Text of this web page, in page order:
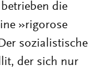
die
»rigorose
sozialistische
der sich nur